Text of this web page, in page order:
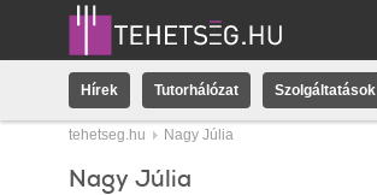
Hírek Tutorhálózat Szolgáltatások
tehetseg.hu Nagy Júlia
Nagy Júlia